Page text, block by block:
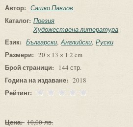
Автор: Сашко Павлов
Каталог: Поезия
Художествена литература
Език: Български Английски Руски
Размери: 20 × 13 × 1.2 cm
Брой страници: 144 стр.
Година на издаване: 2018
Рейтинг:
Цена: 10,00 лв.